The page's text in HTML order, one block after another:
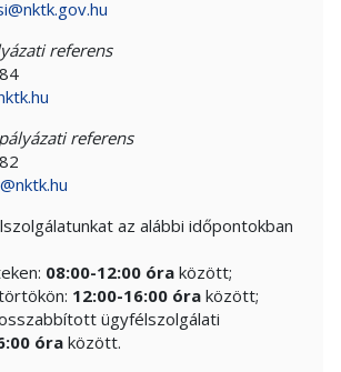
referens
pályázati referens
az alábbi időpontokban
08:00-12:00 óra között;
12:00-16:00 óra között;
ügyfélszolgálati
óraközött.